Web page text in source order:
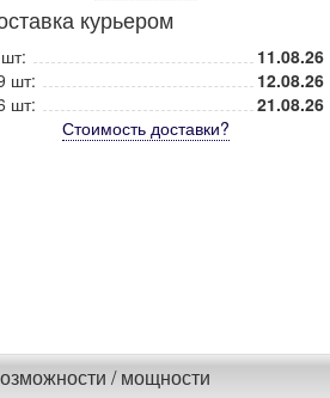
курьером
11.08.26
шт:
12.08.26
шт:
21.08.26
Стоимость доставки?
/ мощности